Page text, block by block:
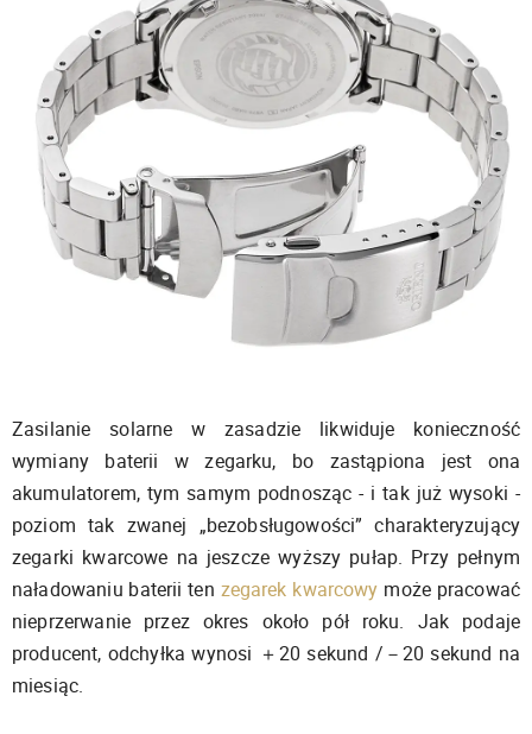
Zasilanie solarne w zasadzie likwiduje konieczność
wymiany baterii w zegarku, bo zastąpiona jest ona
akumulatorem, tym samym podnosząc - i tak już wysoki -
poziom tak zwanej „bezobsługowości” charakteryzujący
zegarki kwarcowe na jeszcze wyższy pułap. Przy pełnym
naładowaniu baterii ten zegarek kwarcowy może pracować
nieprzerwanie przez okres około pół roku. Jak podaje
producent, odchyłka wynosi ＋20 sekund /－20 sekund na
miesiąc.